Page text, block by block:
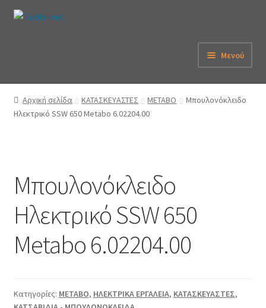
Απευθείας
Μετάβαση
Μενού
Αρχική
Εταιρεία
Λογαριασμός
Καλάθι
Παραγγελία
Όροι χρήσης
Αρχική σελίδα ΚΑΤΑΣΚΕΥΑΣΤΕΣ METABO
Μπουλονόκλειδο
Ηλεκτρικό SSW 650 Metabo 6.02204.00
Μπουλονόκλειδο
Ηλεκτρικό SSW 650
Metabo 6.02204.00
Κατηγορίες: METABO, ΗΛΕΚΤΡΙΚΑ ΕΡΓΑΛΕΙΑ, ΚΑΤΑΣΚΕΥΑΣΤΕΣ,